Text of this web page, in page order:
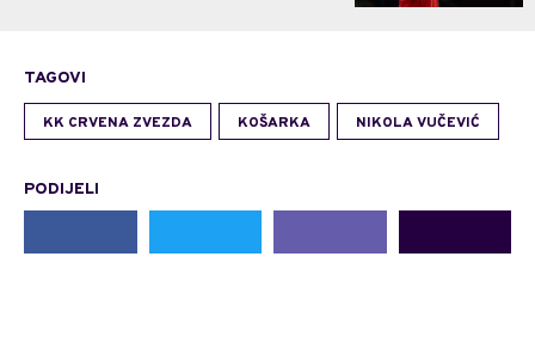
TAGOVI
KK CRVENA ZVEZDA KOŠARKA NIKOLA VUČEVIĆ
PODIJELI